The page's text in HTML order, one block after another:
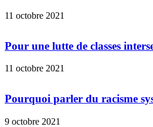
11 octobre 2021
Pour une lutte de classes
11 octobre 2021
Pourquoi parler du racisme
9 octobre 2021